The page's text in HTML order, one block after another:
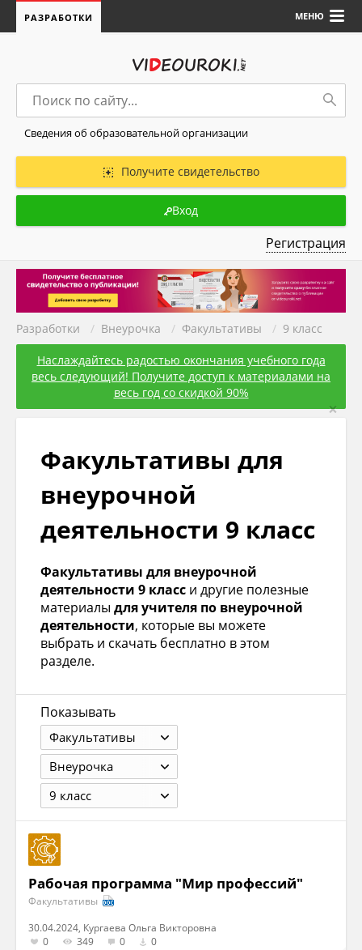
МЕНЮ
РАЗРАБОТКИ
Сведения об образовательной организации
Получите свидетельство
Вход
Регистрация
Разработки / Внеурочка / Факультативы / 9 класс
Наслаждайтесь радостью окончания учебного года
весь следующий! Получите доступ к материалами на
весь год со скидкой 90%
×
Факультативы для
внеурочной
деятельности 9 класс
Факультативы для внеурочной
деятельности 9 класс и другие полезные
материалы для учителя по внеурочной
деятельности, которые вы можете
выбрать и скачать бесплатно в этом
разделе.
Показывать
Факультативы
Внеурочка
9 класс
Рабочая программа "Мир профессий"
Факультативы
30.04.2024, Кургаева Ольга Викторовна
0
349 0 0